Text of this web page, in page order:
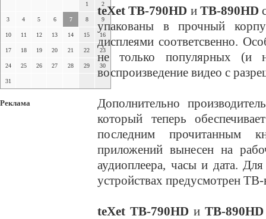
1 2
3 4 5 6 7 8 9
10 11 12 13 14 15 16
17 18 19 20 21 22 23
24 25 26 27 28 29 30
31
Реклама
teXet TB-790HD иTB-890HD
упакованы в прочный
дисплеями соответсвенно.
не только популярных (и
воспроизведение видео с
Дополнительно
который теперь
последним прочитанным
приложений вынесен на
аудиоплеера, часы и дата.
устройствах предусмотрен
teXet TB-790HD иTB-